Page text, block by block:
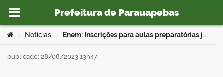
Ir para o conteúdo
Prefeitura de Parauapebas
Você está aqui:
Notícias Enem: Inscrições para aulas preparatórias já estão abertas
publicado: 28/08/2023 13h47